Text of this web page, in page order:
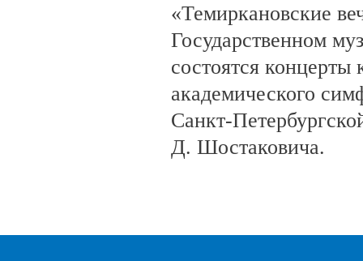
«Темиркановские
Государственном
состоятся концерты
академического
Санкт-
Д. Шостаковича.